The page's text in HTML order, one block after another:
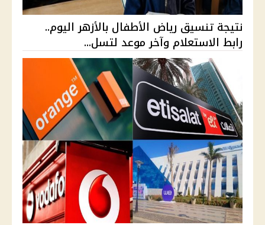
نتيجة تنسيق رياض الأطفال بالأزهر اليوم..
رابط الاستعلام وآخر موعد لتسل...